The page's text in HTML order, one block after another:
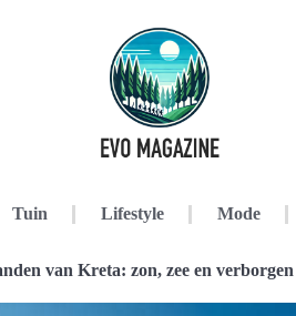
Tuin Lifestyle Mode
van Kreta: zon, zee en